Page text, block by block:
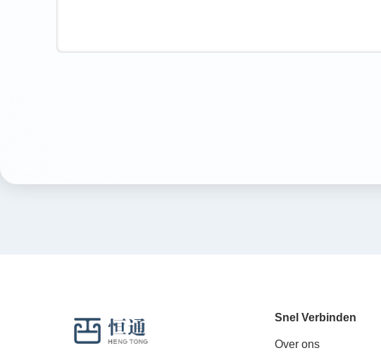
Snel Verbinden
Over ons